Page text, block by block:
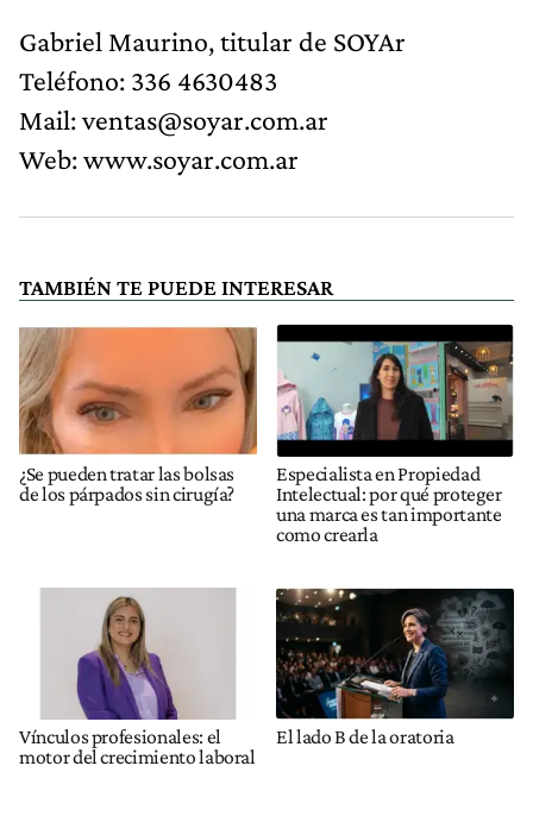
Gabriel Maurino, titular de SOYAr
Teléfono: 336 4630483
Mail:ventas@soyar.com.ar
Web: www.soyar.com.ar
TAMBIÉN TE PUEDE INTERESAR
¿Se pueden tratar las bolsas
de los párpados sin cirugía?
Especialista en Propiedad
Intelectual: por qué proteger
una marca es tan importante
como crearla
Vínculos profesionales: el
motor del crecimiento laboral
El lado B de la oratoria